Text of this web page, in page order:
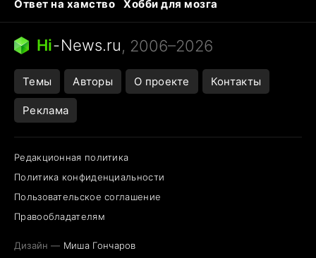
Ответ на хамство
Хобби для мозга
Бензин 100 и 95
Тунцы в океанариуме
Следующая пандемия
Hi-News.ru, 2006–2026
Темы Авторы О проекте Контакты
Реклама
Редакционная политика
Политика конфиденциальности
Пользовательское соглашение
Правообладателям
Дизайн — Миша Гончаров